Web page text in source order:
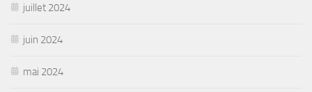
juillet 2024
juin 2024
mai 2024